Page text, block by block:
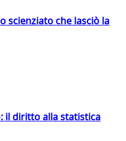
scienziato che lasciò la
il diritto alla statistica